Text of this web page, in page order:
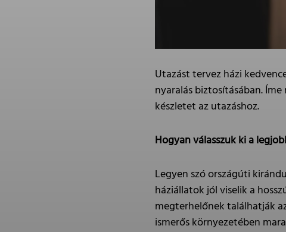
Utazást tervez házi
nyaralás biztosításában.
készletet az utazáshoz.
Hogyan válasszuk ki a
Legyen szó országúti
háziállatok jól viselik a
megterhelőnek találhatják
ismerős környezetében